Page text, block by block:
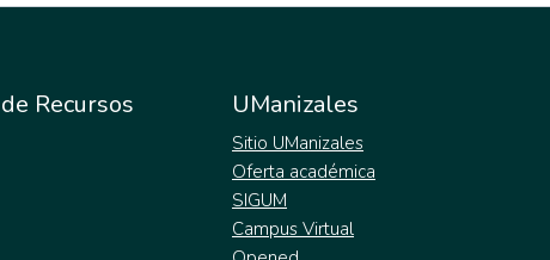
Recursos UManizales
Sitio UManizales
Oferta académica
SIGUM
Campus Virtual